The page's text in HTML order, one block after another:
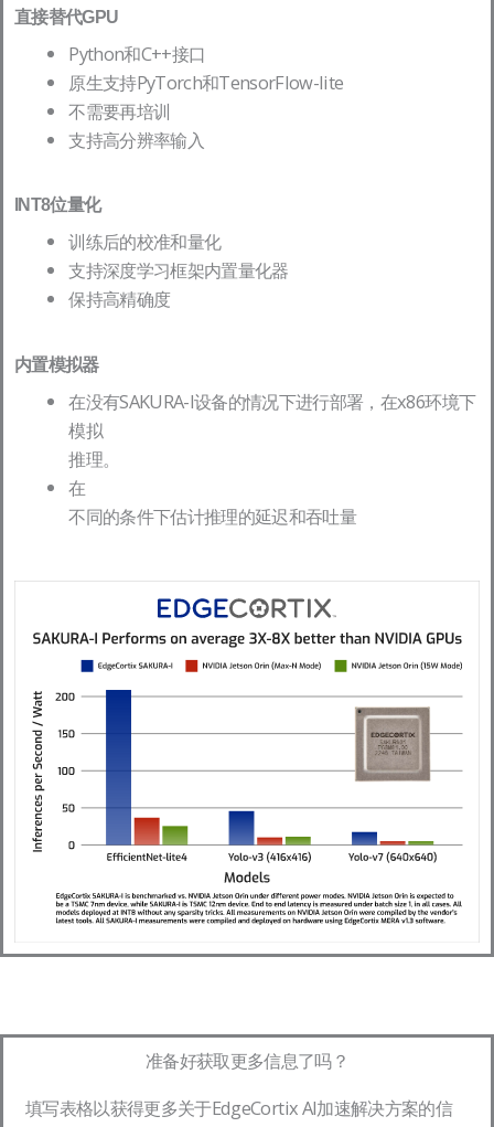
直接替代GPU
Python和C++接口
原生支持PyTorch和TensorFlow-lite
不需要再培训
支持高分辨率输入
INT8位量化
训练后的校准和量化
支持深度学习框架内置量化器
保持高精确度
内置模拟器
在没有SAKURA-I设备的情况下进行部署，在x86环境下
模拟
推理。
在
不同的条件下估计推理的延迟和吞吐量
准备好获取更多信息了吗？
填写表格以获得更多关于EdgeCortix AI加速解决方案的信